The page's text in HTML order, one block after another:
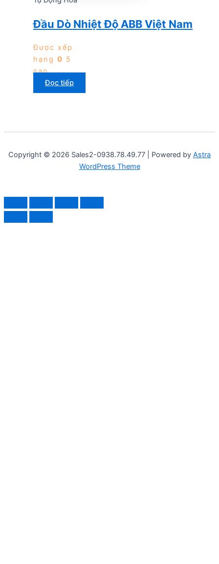
Đầu Dò Nhiệt Độ ABB Việt Nam
Được xếp
hạng 0 5
sao
Đọc tiếp
Copyright © 2026 Sales2-0938.78.49.77 | Powered by Astra
WordPress Theme